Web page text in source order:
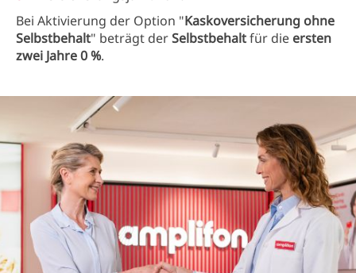
Bei Aktivierung der Option "Kaskoversicherung ohne
Selbstbehalt" beträgt derSelbstbehaltfür die ersten
zwei Jahre 0 %.